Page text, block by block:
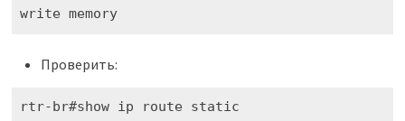
write memory
Проверить:
rtr-br#show ip route static